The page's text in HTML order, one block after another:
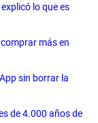
lo que es
más en
sin borrar la
de 4.000 años de